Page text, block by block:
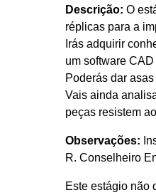
Descrição: O
réplicas para a
Irás adquirir
um software
Poderás dar
Vais ainda
peças resistem
Observações:
R. Conselheiro
Este estágio não